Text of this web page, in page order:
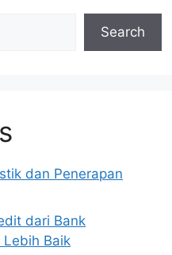
Search
dan Penerapan
dari Bank
Lebih Baik